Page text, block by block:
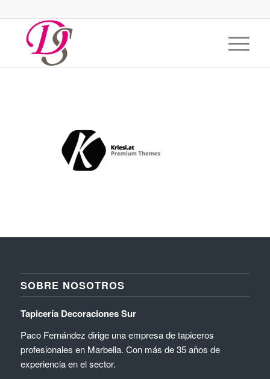
SOBRE NOSOTROS
Tapicería Decoraciones Sur
Paco Fernández dirige una empresa de tapiceros
profesionales en Marbella. Con más de 35 años de
experiencia en el sector.